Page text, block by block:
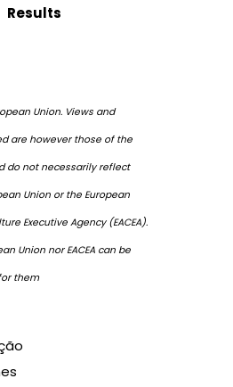
Results
Union. Views and
are however those of the
do not necessarily reflect
Union or the European
Executive Agency (EACEA).
Union nor EACEA can be
them